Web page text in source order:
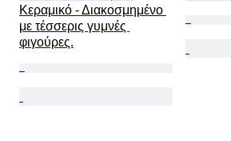
Κεραμικό - Διακοσμημένο
με τέσσερις γυμνές
φιγούρες.